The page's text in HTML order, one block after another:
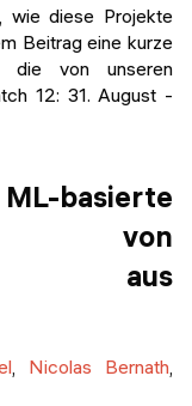
wie diese Projekte
Beitrag eine kurze
die von unseren
12: 31. August -
basierte
von
aus
Nicolas Bernath